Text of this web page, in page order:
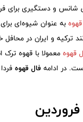
شانس و دستگیری برای
به عنوان شیوه‌ای
ترکیه و ایران در محافل
قهوه معمولا با قهوه ترک
در ادامه فال قهوه